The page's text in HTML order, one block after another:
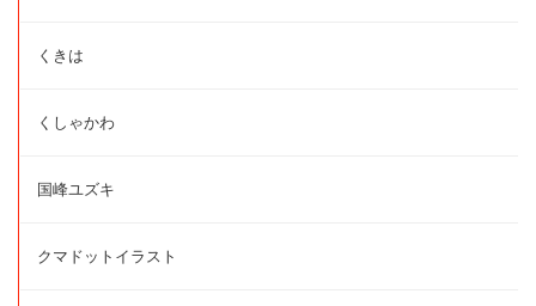
くきは
くしゃかわ
国峰ユズキ
クマドットイラスト